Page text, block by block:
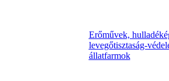
Erőművek,
levegőtisztaság-
állatfarmok